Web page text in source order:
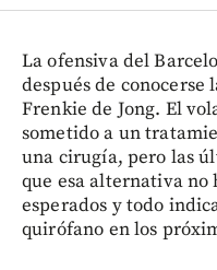
La ofensiva del
después de
Frenkie de Jong. El
sometido a un
una cirugía, pero las
que esa alternativa no
esperados y todo
quirófano en los